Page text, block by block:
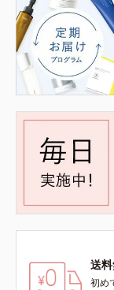
送
初め